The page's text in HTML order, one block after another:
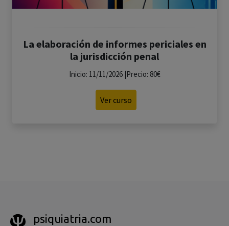
La elaboración de informes periciales en
la jurisdicción penal
Inicio: 11/11/2026 |Precio: 80€
Ver curso
psiquiatria.com